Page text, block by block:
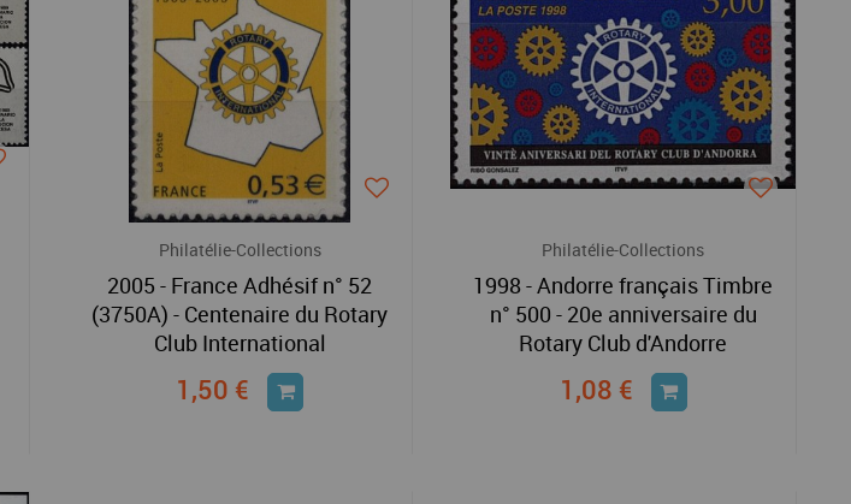
Philatélie-Collections
2005 - France Adhésif n° 52
(3750A) - Centenaire du Rotary
Club International
1,50 €
Philatélie-Collections
1998 - Andorre français Timbre
n° 500 - 20e anniversaire du
Rotary Club d'Andorre
1,08 €